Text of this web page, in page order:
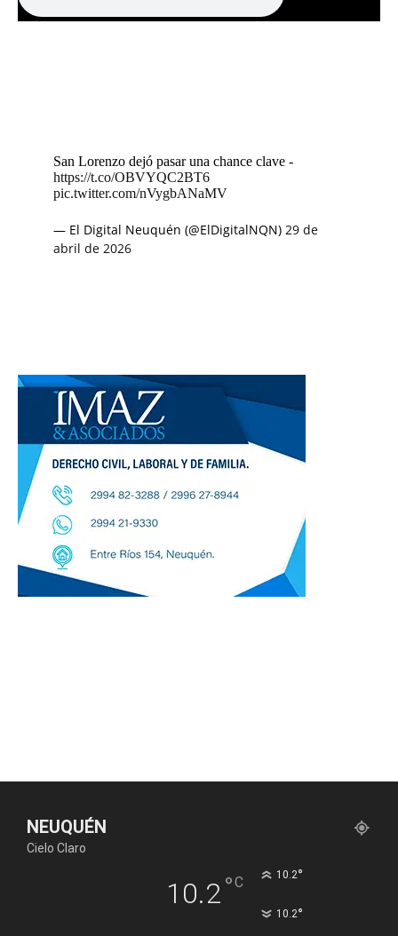
San Lorenzo dejó pasar una chance clave -
https://t.co/OBVYQC2BT6
pic.twitter.com/nVygbANaMV
— El Digital Neuquén (@ElDigitalNQN) 29 de
abril de 2026
NEUQUÉN
Cielo Claro
10.2°C 10.2°
10.2°